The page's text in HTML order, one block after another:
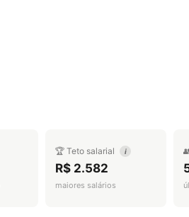
🏆 Teto salarial i
R$ 2.582
maiores salários